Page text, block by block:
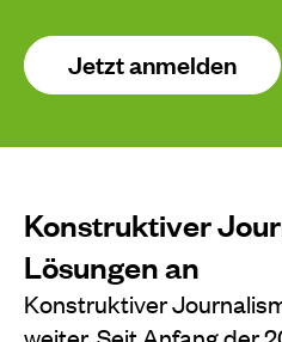
Jetzt anmelden
Konstruktiver
Lösungen an
Konstruktiver